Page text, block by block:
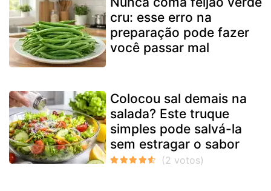
cru: esse erro na
preparação pode fazer
você passar mal
Colocou sal demais na
salada? Este truque
simples pode salvá-la
sem estragar o sabor